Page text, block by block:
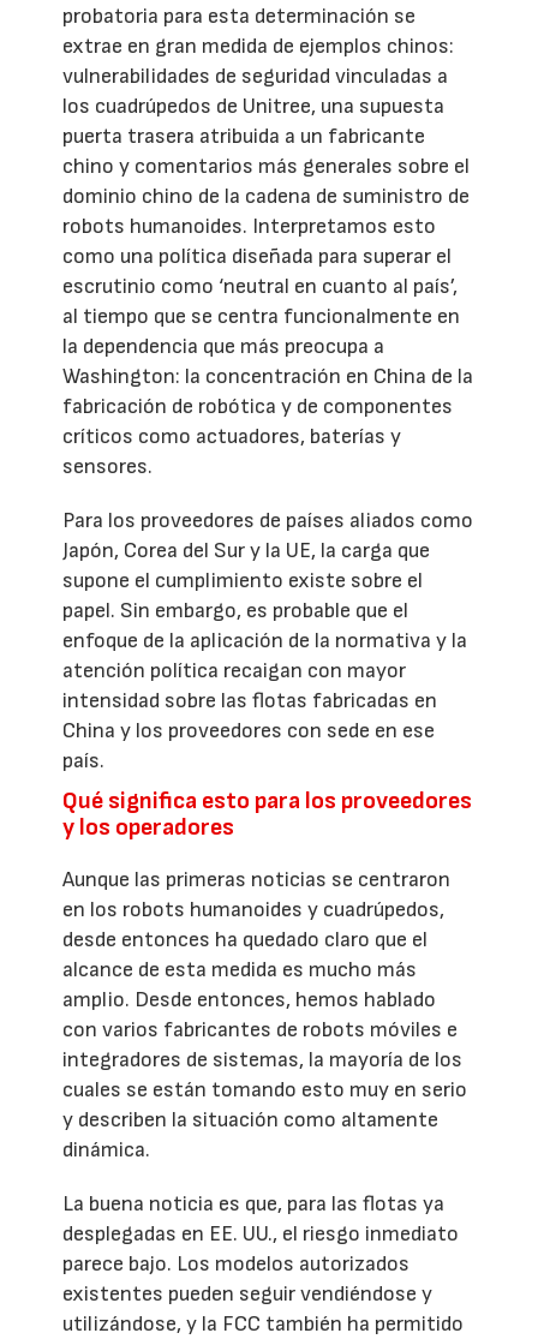
probatoria para esta determinación se
extrae en gran medida de ejemplos chinos:
vulnerabilidades de seguridad vinculadas a
los cuadrúpedos de Unitree, una supuesta
puerta trasera atribuida a un fabricante
chino y comentarios más generales sobre el
dominio chino de la cadena de suministro de
robots humanoides. Interpretamos esto
como una política diseñada para superar el
escrutinio como ‘neutral en cuanto al país’,
al tiempo que se centra funcionalmente en
la dependencia que más preocupa a
Washington: la concentración en China de la
fabricación de robótica y de componentes
críticos como actuadores, baterías y
sensores.
Para los proveedores de países aliados como
Japón, Corea del Sur y la UE, la carga que
supone el cumplimiento existe sobre el
papel. Sin embargo, es probable que el
enfoque de la aplicación de la normativa y la
atención política recaigan con mayor
intensidad sobre las flotas fabricadas en
China y los proveedores con sede en ese
país.
Qué significa esto para los proveedores
y los operadores
Aunque las primeras noticias se centraron
en los robots humanoides y cuadrúpedos,
desde entonces ha quedado claro que el
alcance de esta medida es mucho más
amplio. Desde entonces, hemos hablado
con varios fabricantes de robots móviles e
integradores de sistemas, la mayoría de los
cuales se están tomando esto muy en serio
y describen la situación como altamente
dinámica.
La buena noticia es que, para las flotas ya
desplegadas en EE. UU., el riesgo inmediato
parece bajo. Los modelos autorizados
existentes pueden seguir vendiéndose y
utilizándose, y la FCC también ha permitido